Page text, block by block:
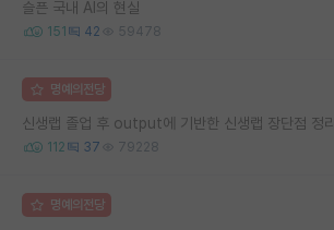
슬픈 국내 AI의 현실
151 42 59478
명예의전당
신생랩 졸업 후 output에 기반한 신생랩 장단점 정리
112 37 79228
명예의전당